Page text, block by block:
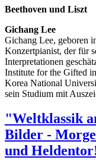
Beethoven und Liszt
Gichang Lee
Gichang Lee, geboren
Konzertpianist, der für
Interpretationen
Institute for the Gifted
Korea National
sein Studium mit
"Weltklassik
Bilder -
und